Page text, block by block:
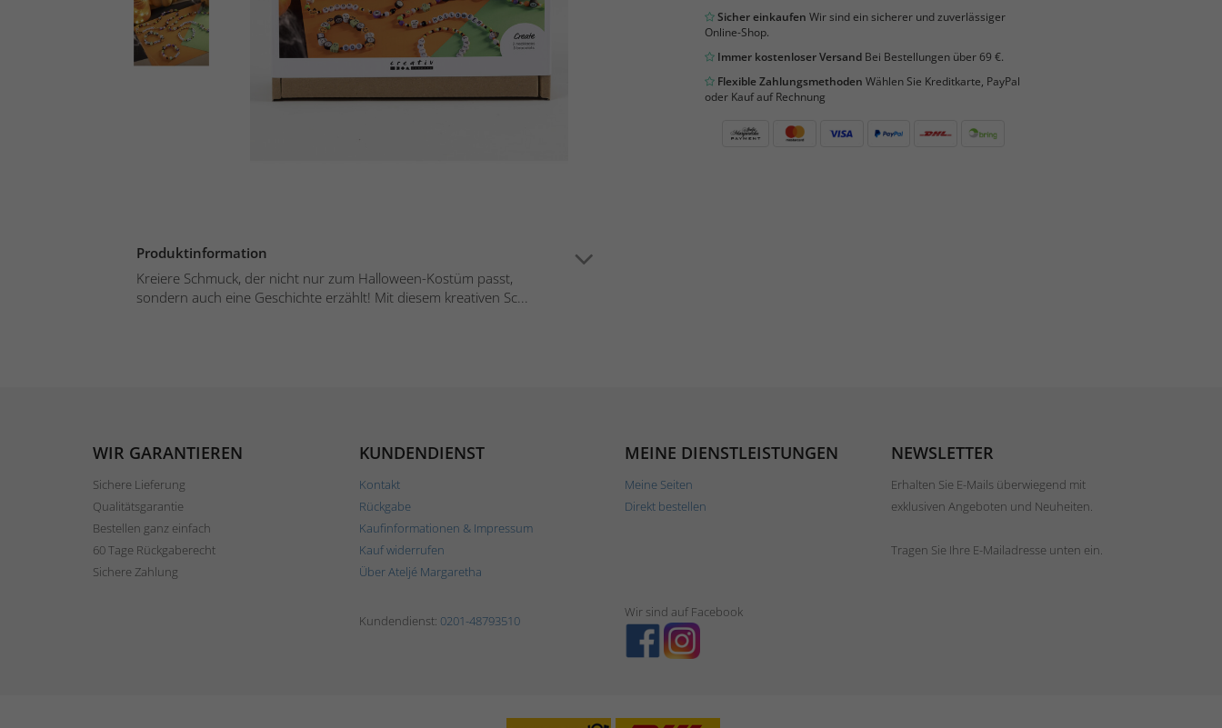
Produktinformation
Kreiere Schmuck, der nicht nur zum Halloween-Kostüm passt,
sondern auch eine Geschichte erzählt! Mit diesem kreativen Sc...
Sicher einkaufen Wir sind ein sicherer und zuverlässiger
Online-Shop.
Immer kostenloser VersandBei Bestellungen über 69 €.
Flexible Zahlungsmethoden Wählen Sie Kreditkarte, PayPal
oder Kauf auf Rechnung
WIR GARANTIEREN
Sichere Lieferung
Qualitätsgarantie
Bestellen ganz einfach
60 Tage Rückgaberecht
Sichere Zahlung
KUNDENDIENST
Kontakt
Rückgabe
Kaufinformationen & Impressum
Kauf widerrufen
Über Ateljé Margaretha
MEINE DIENSTLEISTUNGEN
Meine Seiten
Direkt bestellen
NEWSLETTER
Erhalten Sie E-Mails überwiegend mit
exklusiven Angeboten und Neuheiten.
Tragen Sie Ihre E-Mailadresse unten ein.
Kundendienst: 0201-48793510
Wir sind auf Facebook